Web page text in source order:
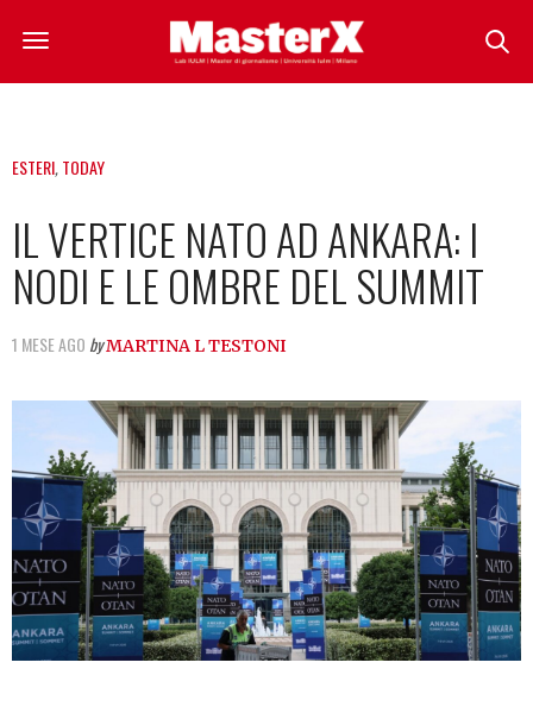
ESTERI,TODAY
IL VERTICE NATO AD ANKARA: I
NODI E LE OMBRE DEL SUMMIT
1 MESE AGO byMARTINA L TESTONI